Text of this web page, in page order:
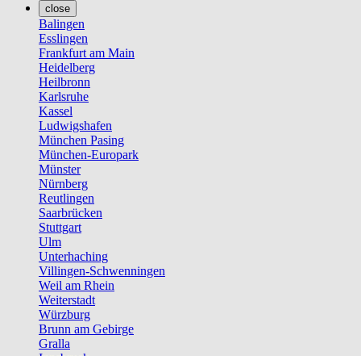
close
Balingen
Esslingen
Frankfurt am Main
Heidelberg
Heilbronn
Karlsruhe
Kassel
Ludwigshafen
München Pasing
München-Europark
Münster
Nürnberg
Reutlingen
Saarbrücken
Stuttgart
Ulm
Unterhaching
Villingen-Schwenningen
Weil am Rhein
Weiterstadt
Würzburg
Brunn am Gebirge
Gralla